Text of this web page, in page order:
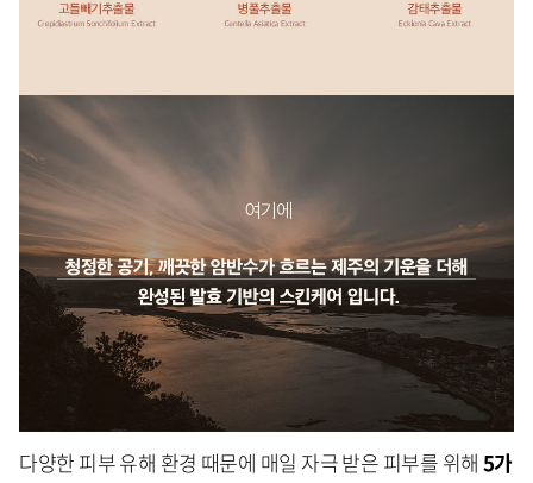
다양한 피부 유해 환경 때문에 매일 자극 받은 피부를 위해 5가